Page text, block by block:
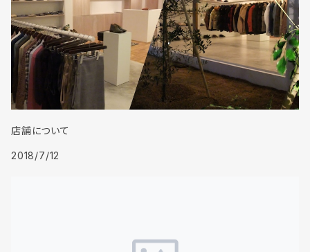
店舗について
2018/7/12